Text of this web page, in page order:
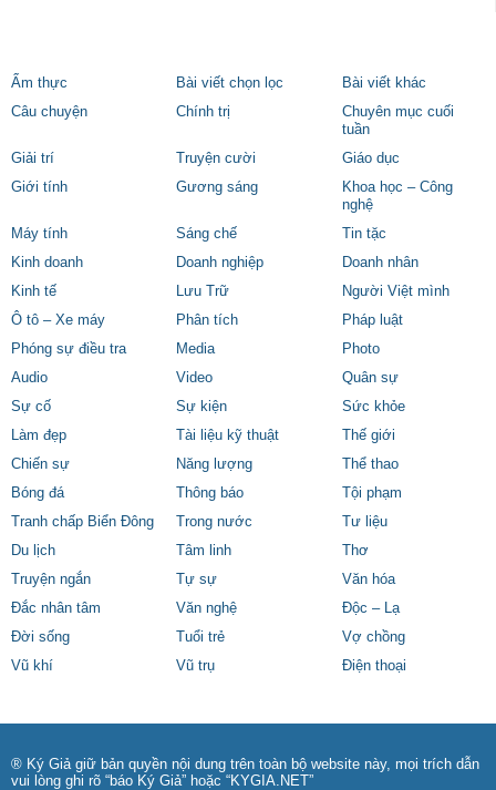
Ẩm thực Bài viết chọn lọc
Bài viết khác
Câu chuyện
Chính trị
Chuyên mục cuối
tuần
Giải trí
Truyện cười
Giáo dục
Giới tính
Gương sáng
Khoa học – Công
nghệ
Máy tính
Sáng chế
Tin tặc
Kinh doanh
Doanh nghiệp
Doanh nhân
Kinh tế
Lưu Trữ
Người Việt mình
Ô tô – Xe máy
Phân tích
Pháp luật
Phóng sự điều tra
Media
Photo
Audio
Video
Quân sự
Sự cố
Sự kiện
Sức khỏe
Làm đẹp
Tài liệu kỹ thuật
Thế giới
Chiến sự
Năng lượng
Thể thao
Bóng đá
Thông báo
Tội phạm
Tranh chấp Biển Đông
Trong nước
Tư liệu
Du lịch
Tâm linh
Thơ
Truyện ngắn
Tự sự
Văn hóa
Đắc nhân tâm
Văn nghệ
Độc – Lạ
Đời sống
Tuổi trẻ
Vợ chồng
Vũ khí
Vũ trụ Điện thoại
® Ký Giả giữ bản quyền nội dung trên toàn bộ website này, mọi trích dẫn
vui lòng ghi rõ “báo Ký Giả” hoặc “KYGIA.NET”